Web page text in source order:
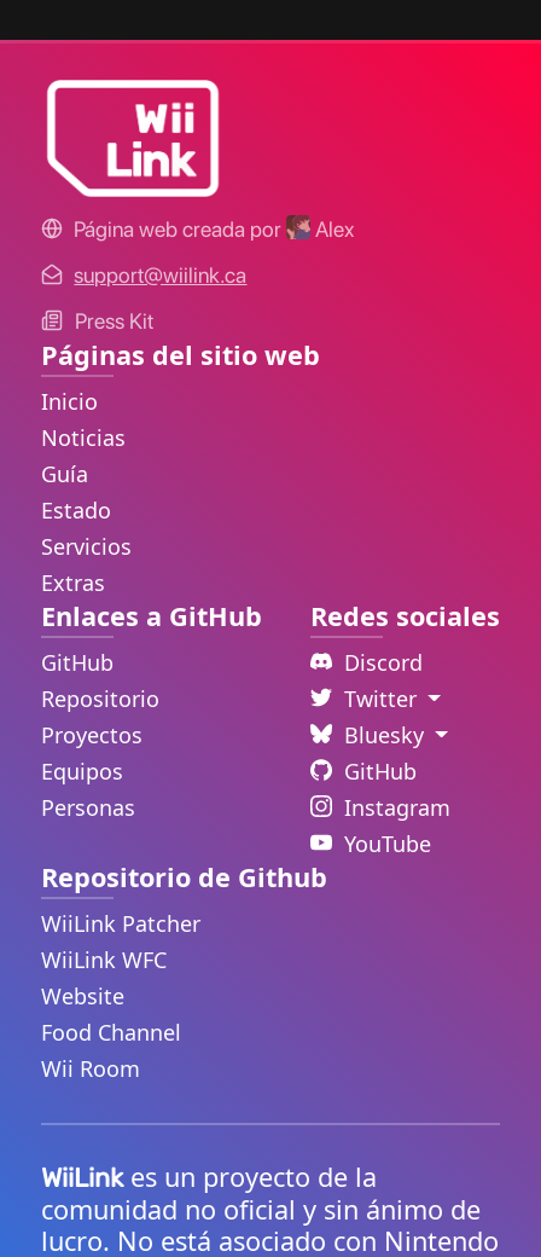
Página web creada por
Alex
support@wiilink.ca
Press Kit
Páginas del sitio web
Inicio
Noticias
Guía
Estado
Servicios
Extras
Enlaces a GitHub
GitHub
Repositorio
Proyectos
Equipos
Personas
Redes sociales
Discord
Twitter
Bluesky
GitHub
Instagram
YouTube
Repositorio de Github
WiiLink Patcher
WiiLink WFC
Website
Food Channel
Wii Room
WiiLinkes un proyecto de la
comunidad no oficial y sin ánimo de
lucro. No está asociado con Nintendo